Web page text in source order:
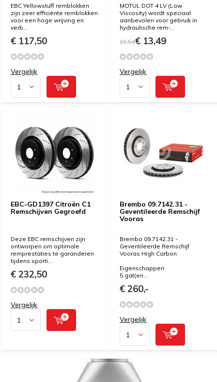
EBC Yellowstuff remblokken
zijn zeer efficiënte remblokken
voor een hoge wrijving en
verb...
€ 117,50
Vergelijk
MOTUL DOT 4 LV (Low
Viscosity) wordt speciaal
aanbevolen voor gebruik in
hydraulische rem-...
15,54€ 13,49
Vergelijk
EBC-GD1397 Citroën C1
Remschijven Gegroefd
Deze EBC remschijven zijn
ontworpen om optimale
remprestaties te garanderen
tijdens sporti...
€ 232,50
Vergelijk
Brembo 09.7142.31 -
Geventileerde Remschijf
Vooras
Brembo 09.7142.31 -
Geventileerde Remschijf
Vooras High Carbon
Eigenschappen:
5 gat(en...
€ 260,-
Vergelijk